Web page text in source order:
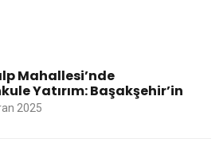
Mahallesi’nde
Yatırım: Başakşehir’in
2025